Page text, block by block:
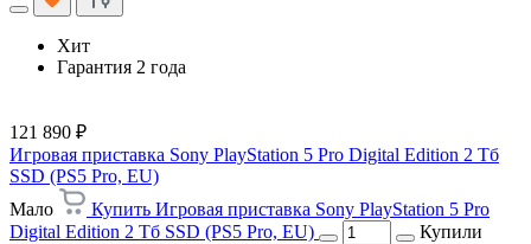
Хит
Гарантия 2 года
121 890 ₽
Игровая приставка Sony PlayStation 5 Pro Digital Edition 2 Тб
SSD (PS5 Pro, EU)
Мало
Купить Игровая приставка Sony PlayStation 5 Pro
Digital Edition 2 Тб SSD (PS5 Pro, EU)
Купили